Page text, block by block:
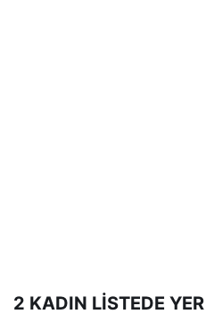
2 KADIN LİSTEDE